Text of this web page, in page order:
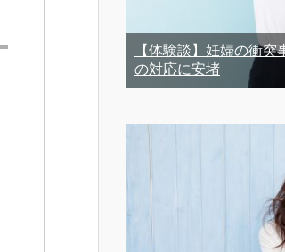
【体験談】妊婦の衝
の対応に安堵